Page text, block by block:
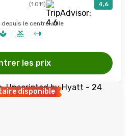
(1 011) 4,6
depuis le centre-ville
les prix
disponible